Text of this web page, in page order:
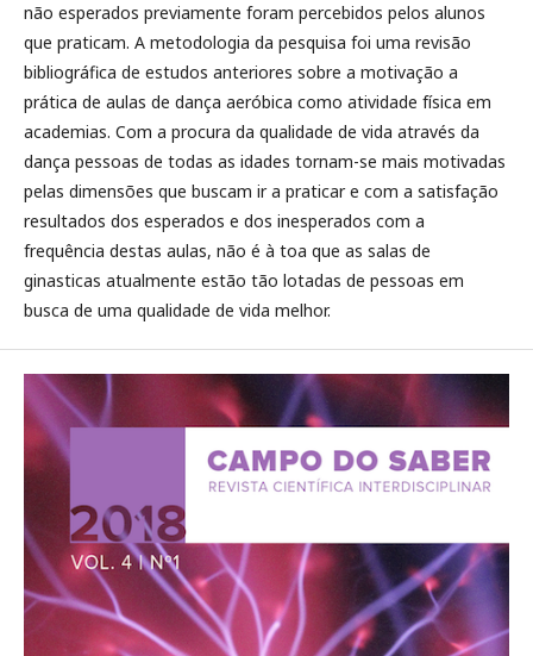
não esperados previamente foram percebidos pelos alunos
que praticam. A metodologia da pesquisa foi uma revisão
bibliográfica de estudos anteriores sobre a motivação a
prática de aulas de dança aeróbica como atividade física em
academias. Com a procura da qualidade de vida através da
dança pessoas de todas as idades tornam-se mais motivadas
pelas dimensões que buscam ir a praticar e com a satisfação
resultados dos esperados e dos inesperados com a
frequência destas aulas, não é à toa que as salas de
ginasticas atualmente estão tão lotadas de pessoas em
busca de uma qualidade de vida melhor.